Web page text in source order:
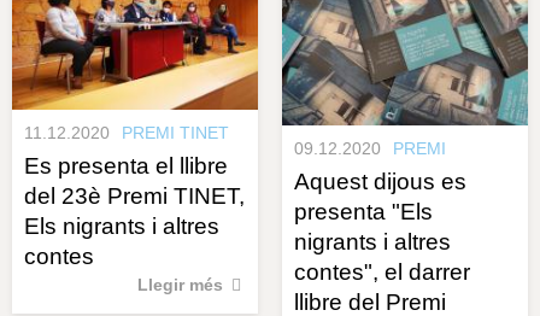
11.12.2020 PREMI TINET
Es presenta el llibre
del 23è Premi TINET,
Els nigrants i altres
contes
Llegir més
09.12.2020 PREMI
Aquest dijous es
presenta "Els
nigrants i altres
contes", el darrer
llibre del Premi